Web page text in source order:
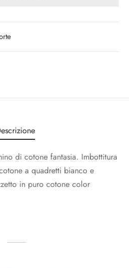
di cotone fantasia. Imbottitura
a quadretti bianco e
in puro cotone color